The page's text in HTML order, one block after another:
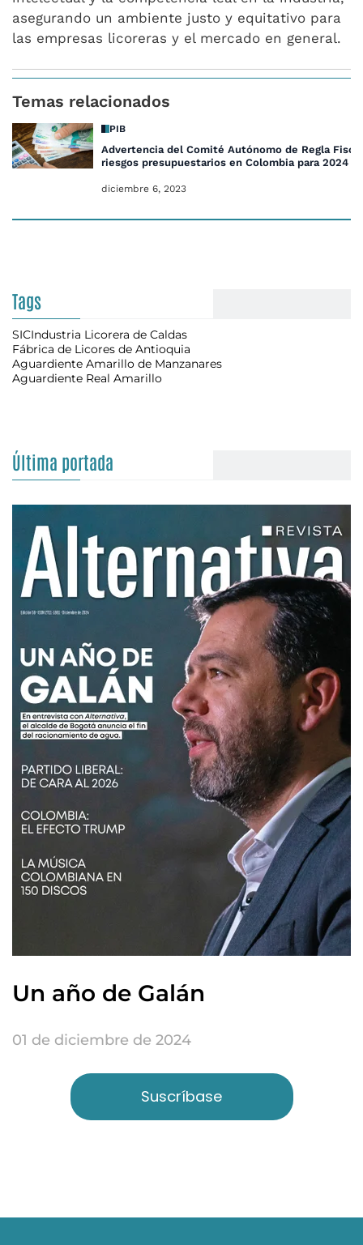
asegurando un ambiente justo y equitativo para
las empresas licoreras y el mercado en general.
Temas relacionados
PIB
Advertencia del Comité Autónomo de Regla
riesgos presupuestarios en Colombia para 2024
diciembre 6, 2023
Tags
SICIndustria Licorera de Caldas
Fábrica de Licores de Antioquia
Aguardiente Amarillo de Manzanares
Aguardiente Real Amarillo
Última portada
Un año de Galán
01 de diciembre de 2024
Suscríbase